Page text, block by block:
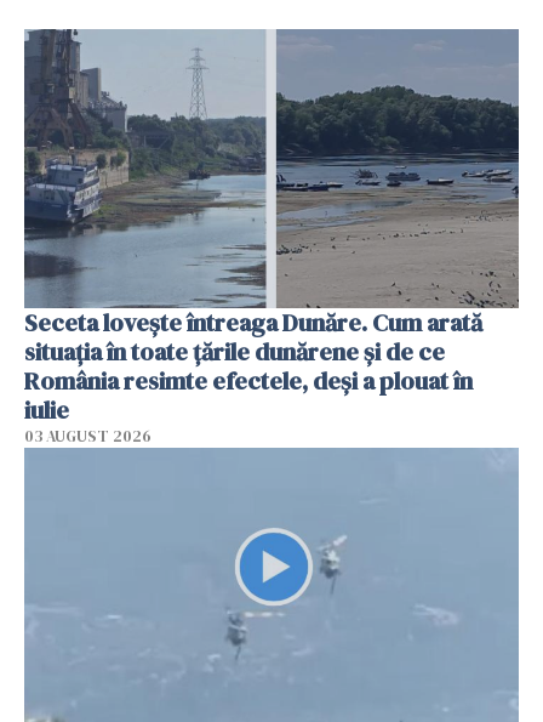
Seceta lovește întreaga Dunăre. Cum arată
situația în toate țările dunărene și de ce
România resimte efectele, deși a plouat în
iulie
03 AUGUST 2026